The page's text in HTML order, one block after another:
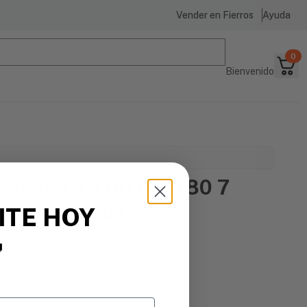
Vender en Fierros Ayuda
Bienvenido
0
madera # 80 dili-780 7
pcs 17287
HOY